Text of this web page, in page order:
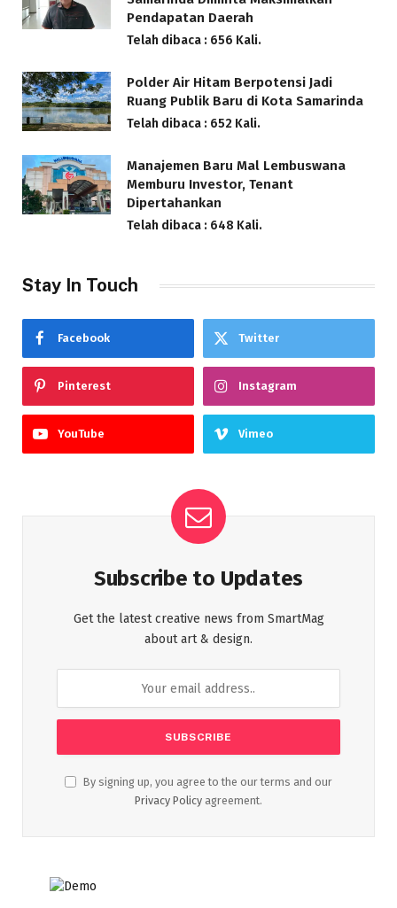
Pendapatan Daerah
Telah dibaca : 656 Kali.
Polder Air Hitam Berpotensi Jadi
Ruang Publik Baru di Kota Samarinda
Telah dibaca : 652 Kali.
Manajemen Baru Mal Lembuswana
Memburu Investor, Tenant
Dipertahankan
Telah dibaca : 648 Kali.
Stay In Touch
Facebook Twitter
Pinterest Instagram
YouTube Vimeo
Subscribe to Updates
Get the latest creative news from SmartMag
about art & design.
By signing up, you agree to the our terms and our
Privacy Policy agreement.